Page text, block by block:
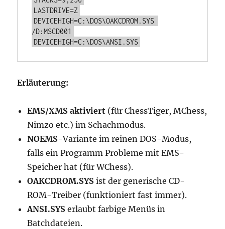
LASTDRIVE=Z
DEVICEHIGH=C:\DOS\OAKCDROM.SYS
/D:MSCD001
DEVICEHIGH=C:\DOS\ANSI.SYS
Erläuterung:
EMS/XMS aktiviert (für ChessTiger, MChess,
Nimzo etc.) im Schachmodus.
NOEMS-Variante im reinen DOS-Modus,
falls ein Programm Probleme mit EMS-
Speicher hat (für WChess).
OAKCDROM.SYS ist der generische CD-
ROM-Treiber (funktioniert fast immer).
ANSI.SYS erlaubt farbige Menüs in
Batchdateien.